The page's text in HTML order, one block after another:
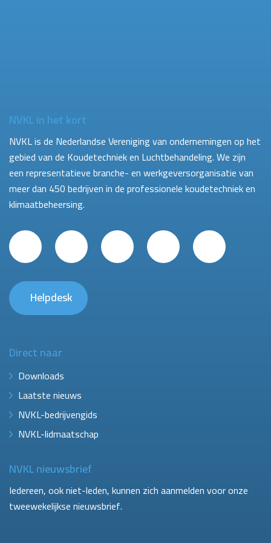
NVKL in het kort
NVKL is de Nederlandse Vereniging van ondernemingen op het
gebied van de Koudetechniek en Luchtbehandeling. We zijn
een representatieve branche- en werkgeversorganisatie van
meer dan 450 bedrijven in de professionele koudetechniek en
klimaatbeheersing.
Helpdesk
Direct naar
Downloads
Laatste nieuws
NVKL-bedrijvengids
NVKL-lidmaatschap
NVKL nieuwsbrief
Iedereen, ook niet-leden, kunnen zich aanmelden voor onze
tweewekelijkse nieuwsbrief.